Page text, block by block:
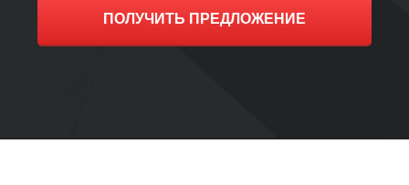
ПОЛУЧИТЬ ПРЕДЛОЖЕНИЕ